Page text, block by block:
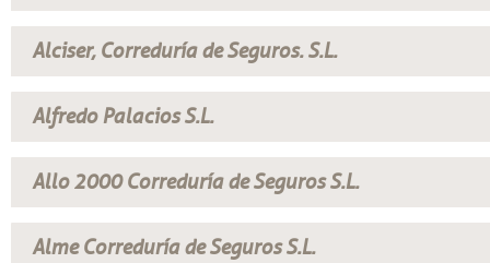
Alciser, Correduría de Seguros. S.L.
Alfredo Palacios S.L.
Allo 2000 Correduría de Seguros S.L.
Alme Correduría de Seguros S.L.